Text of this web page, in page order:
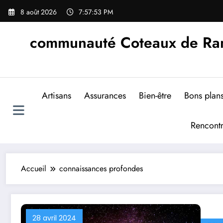
Aller
8 août 2026 7:57:54 PM
communauté Coteaux de
Artisans Assurances Bien-être Bons
Accueil connaissances profondes
28 avril 2024